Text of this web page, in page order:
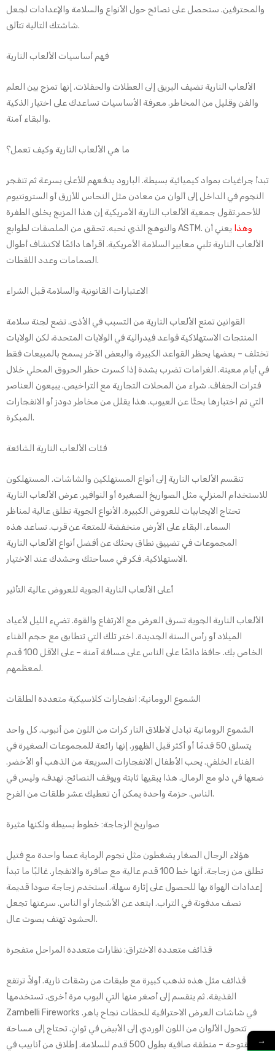
والمحترفين. ستحصل على نصائح حول الأنواع والسلامة والإعدادات لجعل
شاشتك التالية تتألق.
فهم أساسيات الألعاب النارية
الألعاب النارية تضيف البريق إلى العطلات والحفلات. إنها تمزج بين العلم
والفن وقليل من المخاطر. معرفة الأساسيات تساعدك على اختيار الذكية
والبقاء آمنة.
ما هي الألعاب النارية وكيف تعمل؟
تبدأ جراغيات بمواد كيميائية بسيطة. البارود يدفعهم للأعلى بسرعة ثم تنفجر
النجوم في الداخل إلى ألوان من معادن مثل النحاس للأزرق أو السترونتيوم
للأحمر.تقول جمعية الألعاب النارية الأمريكية إن هذا المزيج يخلق الطفرة
والتوهج الذي نحبه. تحقق من الملصقات لطوابع ASTM.
وهذا يعني أن
الألعاب النارية تلبي معايير السلامة الأمريكية. اقرأها دائمًا لاكتشاف أطوال
الصمامات وعدد اللقطات.
الاعتبارات القانونية والسلامة قبل الشراء
القوانين تمنع الألعاب النارية من التسبب في الأذى. تضع لجنة سلامة
المنتجات الاستهلاكية قواعد فيدرالية في الولايات المتحدة، لكن الولايات
تختلف – بعضها يحظر القواعد الكبيرة، والبعض الآخر يسمح بالمبيعات فقط
في أيام معينة. الغرامات تضرب بشدة إذا كسرت حظر الحروق المحلي خلال
فترات الجفاف. شراء من المحلات التجارية مع التراخيص. يبيعون العناصر
التي تم اختبارها بحثًا عن العيوب. هذا يقلل من مخاطر دودز أو الانفجارات
المبكرة.
فئات الألعاب النارية الشائعة
تنقسم الألعاب النارية إلى أنواع المستهلكين والشاشات. المستهلكون
للاستخدام المنزلي، مثل الصواريخ الصغيرة أو النوافير. عرض الألعاب النارية
تحتاج الايجابيات للعروض الكبيرة. الأنواع الجوية تطلق عالية لمناظر
السماء. البقاء على الأرض منخفضة للمتعة عن قرب. تساعد هذه
المجموعات في تضييق نطاق بحثك عن أفضل أنواع الألعاب النارية
الاستهلاكية. فكر في مساحتك وحشدك عند الاختيار.
أعلى الألعاب النارية الجوية للعروض عالية التأثير
الألعاب النارية الجوية تسرق العرض مع الارتفاع والقوة. تضيء الليل لأعياد
الميلاد أو رأس السنة الجديدة. اختر تلك التي تتطابق مع حجم الفناء
الخاص بك. حافظ دائمًا على الناس على مسافة آمنة – على الأقل 100 قدم
لمعظمهم.
الشموع الرومانية: انفجارات كلاسيكية متعددة الطلقات
الشموع الرومانية تبادل لاطلاق النار كرات من اللون من أنبوب. كل واحد
يتسلق 50 قدمًا أو أكثر قبل الظهور. إنها رائعة للمجموعات الصغيرة في
الفناء الخلفي. يحب الأطفال الانفجارات السريعة من الذهب أو الأخضر.
ضعها في دلو مع الرمال. هذا يبقيها ثابتة ويوقف النصائح. تهدف، وليس في
الناس. حزمة واحدة يمكن أن تعطيك عشر طلقات من الفرح.
صواريخ الزجاجة: خطوط بسيطة ولكنها مثيرة
هؤلاء الرجال الصغار يضغطون مثل نجوم الرماية عصا واحدة مع فتيل
تطلق من زجاجة. أنها خط 100 قدم عالية مع صافرة والانفجار. غالبًا ما تبدأ
إعدادات الهواة بها للحصول على إثارة سهلة. استخدم زجاجة صودا قديمة
نصف مدفونة في التراب. ابتعد عن الأشجار أو الناس. سرعتها تجعل
الحشود تهتف بصوت عال.
قذائف متعددة الاختراق: نظارات متعددة المراحل متفجرة
قذائف مثل هذه تذهب كبيرة مع طبقات من رشقات نارية. أولاً، ترتفع
القذيفة. ثم ينقسم إلى أصغر منها التي البوب مرة أخرى. تستخدمها
Zambelli Fireworks في شاشات العرض الاحترافية للحظات نجاح باهر.
تتحول الألوان من اللون الوردي إلى الأبيض في ثوانٍ. تحتاج إلى مساحة
مفتوحة – منطقة صافية بطول 500 قدم للسلامة. إطلاق من أنابيب في
→